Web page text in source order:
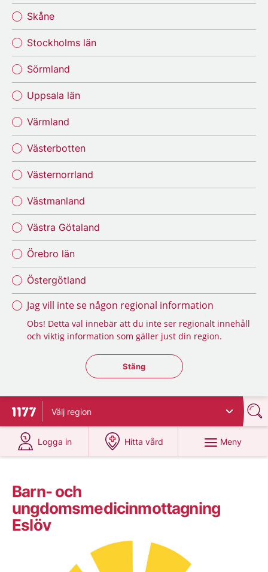
Skåne
Stockholms län
Sörmland
Uppsala län
Värmland
Västerbotten
Västernorrland
Västmanland
Västra Götaland
Örebro län
Östergötland
Jag vill inte se någon regional information
Obs! Detta val innebär att du inte ser regionalt innehåll
och viktig information som gäller just din region.
Stäng regionsväljaren
Stäng
Till startsidan för 1177
Välj region
Logga in
på 1177.se
Hitta vård
på 1177.se
Meny
Barn- och
ungdomsmedicinmottagning
Eslöv